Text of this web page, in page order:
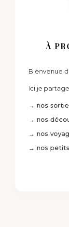
À
Bienvenue
Ici je
→ nos
→ nos
→ nos
→ nos